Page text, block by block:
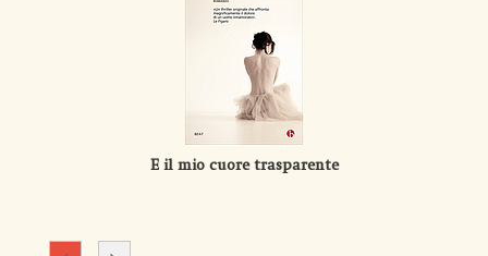
E il mio cuore trasparente